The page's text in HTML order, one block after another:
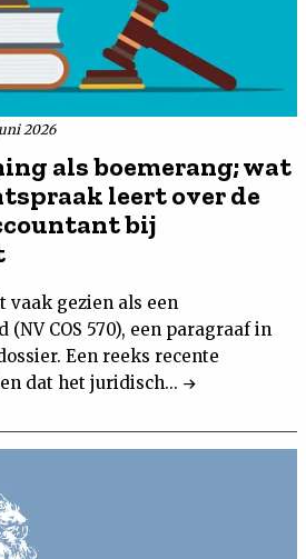
2026
als boemerang; wat
leert over de
bij
vaak gezien als een
COS 570), een paragraaf in
Een reeks recente
dat het juridisch...